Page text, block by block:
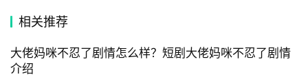
剧
场
相关推荐
大佬妈咪不忍了剧情怎么样？短剧大佬妈咪不忍了剧情
介绍